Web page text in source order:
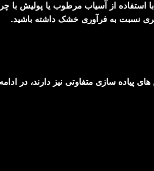
از آسیاب مرطوب یا پولیش با
نسبت به فرآوری خشک داشته باشید.
سازی متفاوتی نیز دارند، در